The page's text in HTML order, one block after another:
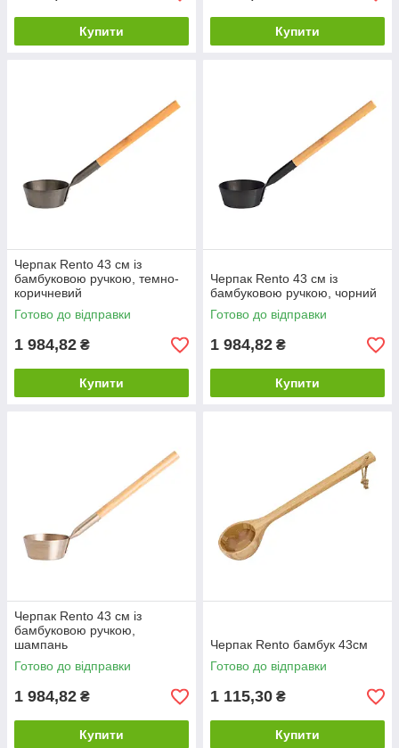
Купити Купити
Черпак Rento 43 см із
бамбуковою ручкою, темно-
коричневий
Готово до відправки
1 984,82 ₴
Купити
Черпак Rento 43 см із
бамбуковою ручкою, чорний
Готово до відправки
1 984,82 ₴
Купити
Черпак Rento 43 см із
бамбуковою ручкою,
шампань
Готово до відправки
1 984,82 ₴
Купити
Черпак Rento бамбук 43см
Готово до відправки
1 115,30 ₴
Купити